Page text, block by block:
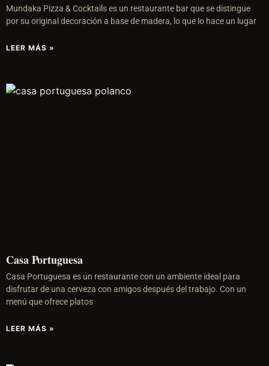
Mundaka Pizza & Cocktails es un restaurante bar que se distingue
por su original decoración a base de madera, lo que lo hace un lugar
LEER MÁS »
Casa Portuguesa
Casa Portuguesa es un restaurante con un ambiente ideal para
disfrutar de una cerveza con amigos después del trabajo. Con un
menú que ofrece platos
LEER MÁS »